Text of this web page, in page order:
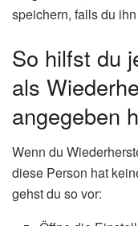
speichern, falls du
So hilfst du
als
angegeben
Wenn du
diese Person hat
gehst du so vor: